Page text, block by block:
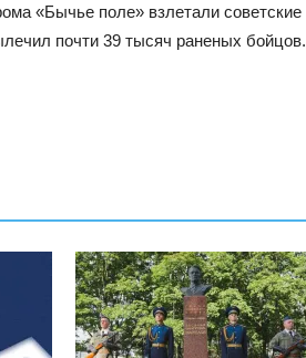
«Бычье поле» взлетали советские
почти 39 тысяч раненых бойцов.